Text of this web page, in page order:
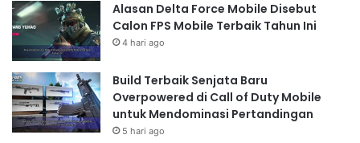
Alasan Delta Force Mobile Disebut
Calon FPS Mobile Terbaik Tahun Ini
4 hari ago
Build Terbaik Senjata Baru
Overpowered di Call of Duty Mobile
untuk Mendominasi Pertandingan
5 hari ago